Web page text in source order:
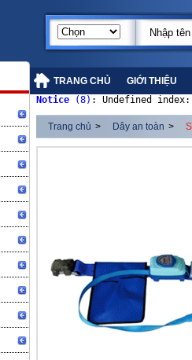
TRANG CHỦ GIỚI THIỆU
Notice (8) : Undefined
Trang chủ > Dây an toàn >